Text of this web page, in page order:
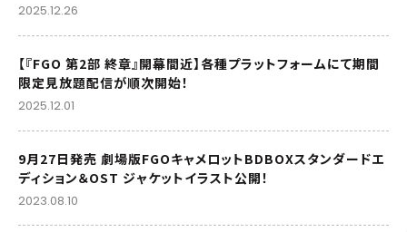
2025.12.26
【『FGO 第2部 終章』開幕間近】各種プラットフォームにて期間
限定見放題配信が順次開始！
2025.12.01
9月27日発売 劇場版FGOキャメロットBDBOXスタンダードエ
ディション＆OST ジャケットイラスト公開！
2023.08.10